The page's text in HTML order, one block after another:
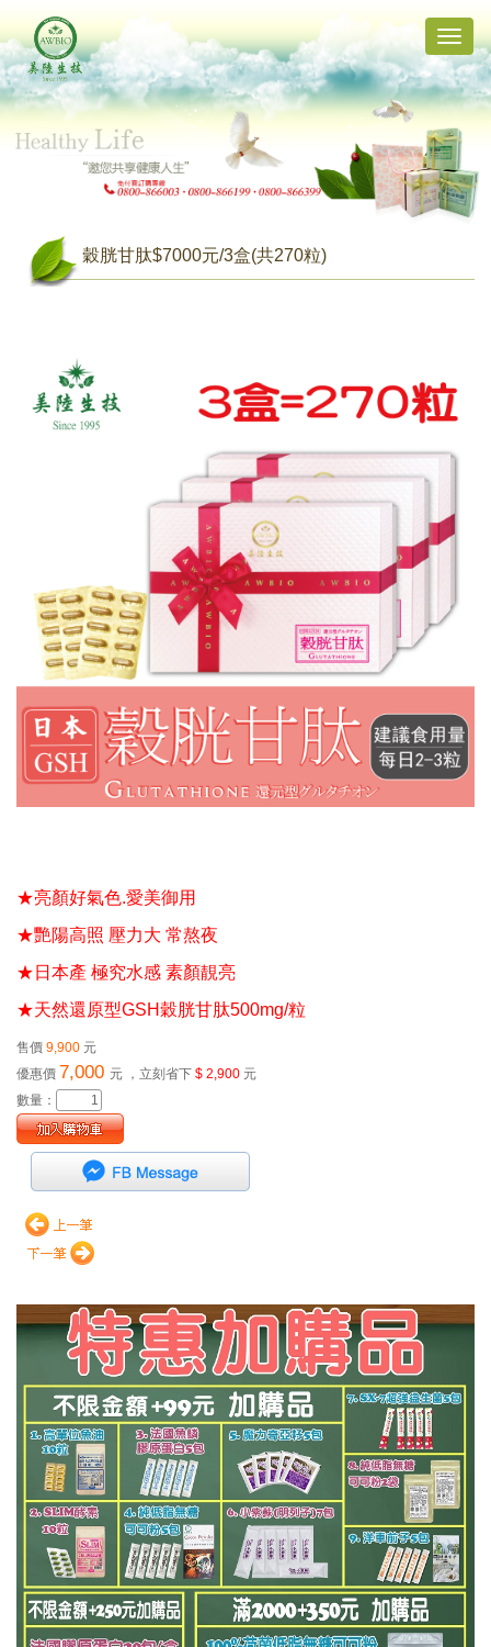
Toggle
穀胱甘肽$7000元/3盒(共270粒)
★亮顏好氣色.愛美御用
★艷陽高照 壓力大 常熬夜
★日本產 極究水感 素顏靚亮
★天然還原型GSH穀胱甘肽500mg/粒
售價 9,900 元
優惠價 7,000 元 ，立刻省下 $ 2,900 元
數量：